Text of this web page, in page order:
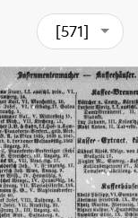
[571]